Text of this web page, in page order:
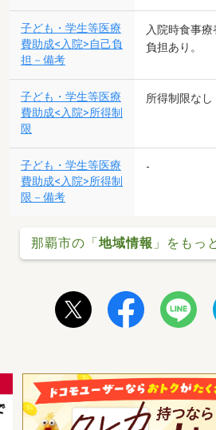
子ども・学生等医療
費助成<入院>自己負
担－備考
入院時食事
負担あり。
子ども・学生等医療
費助成<入院>所得制
限
所得制限なし
子ども・学生等医療
費助成<入院>所得制
限－備考
-
那覇市の「地域情報 」をもっ